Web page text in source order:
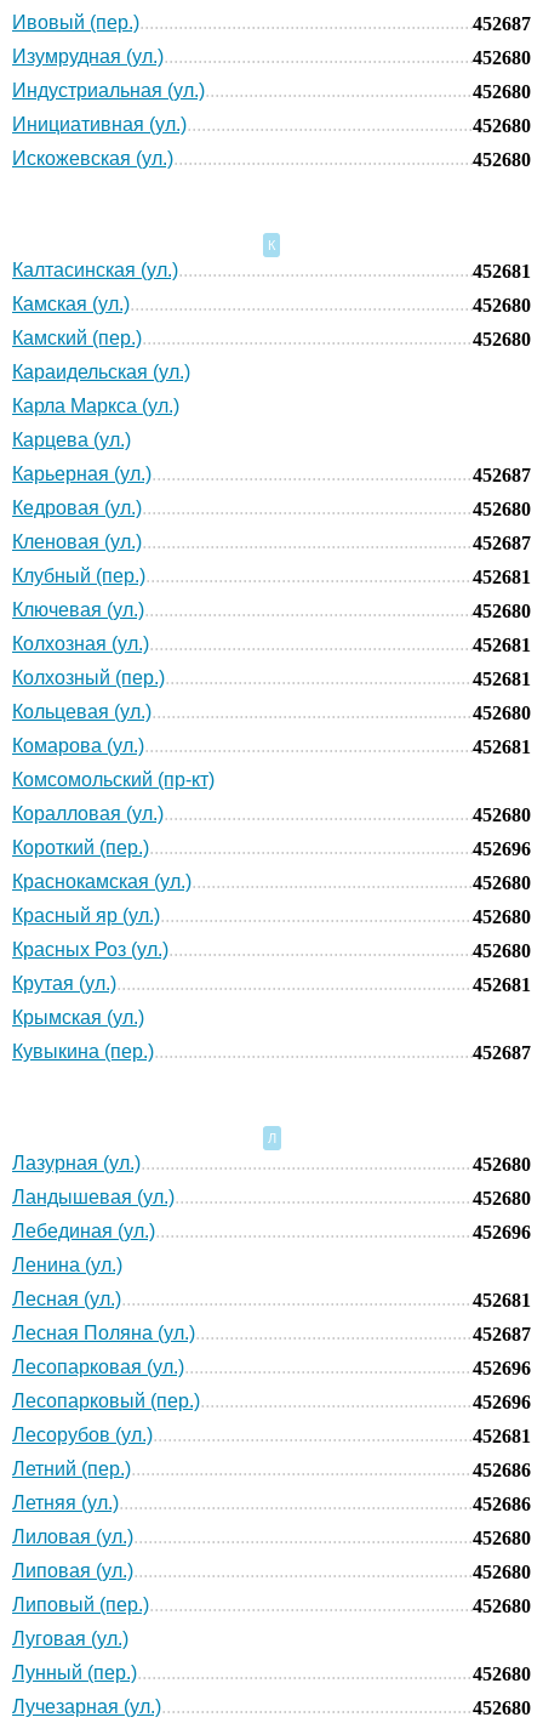
Ивовый (пер.)
452687
Изумрудная (ул.)
452680
Индустриальная (ул.)
452680
Инициативная (ул.)
452680
Искожевская (ул.)
452680
К
Калтасинская (ул.)
452681
Камская (ул.)
452680
Камский (пер.)
452680
Караидельская (ул.)
Карла Маркса (ул.)
Карцева (ул.)
Карьерная (ул.)
452687
Кедровая (ул.)
452680
Кленовая (ул.)
452687
Клубный (пер.)
452681
Ключевая (ул.)
452680
Колхозная (ул.)
452681
Колхозный (пер.)
452681
Кольцевая (ул.)
452680
Комарова (ул.)
452681
Комсомольский (пр-кт)
Коралловая (ул.)
452680
Короткий (пер.)
452696
Краснокамская (ул.)
452680
Красный яр (ул.)
452680
Красных Роз (ул.)
452680
Крутая (ул.)
452681
Крымская (ул.)
Кувыкина (пер.)
452687
Л
Лазурная (ул.)
452680
Ландышевая (ул.)
452680
Лебединая (ул.)
452696
Ленина (ул.)
Лесная (ул.)
452681
Лесная Поляна (ул.)
452687
Лесопарковая (ул.)
452696
Лесопарковый (пер.)
452696
Лесорубов (ул.)
452681
Летний (пер.)
452686
Летняя (ул.)
452686
Лиловая (ул.)
452680
Липовая (ул.)
452680
Липовый (пер.)
452680
Луговая (ул.)
Лунный (пер.)
452680
Лучезарная (ул.)
452680